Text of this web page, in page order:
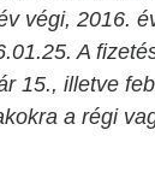
végi, 2016.
A
15., illetve
a régi